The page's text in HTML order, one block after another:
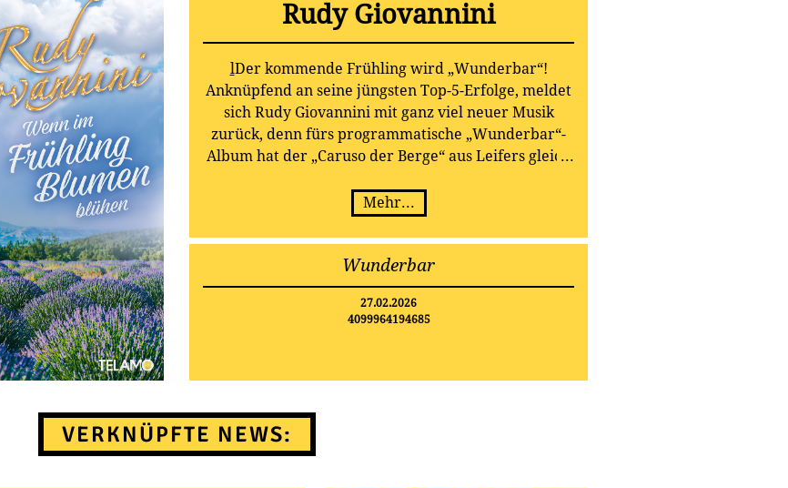
Rudy Giovannini
lDer kommende Frühling wird „Wunderbar“!
Anknüpfend an seine jüngsten Top-5-Erfolge, meldet
sich Rudy Giovannini mit ganz viel neuer Musik
zurück, denn fürs programmatische „Wunderbar“-
Album hat der „Caruso der Berge“ aus Leifers gleich
Vorbestellungen des neuen Albums sind bereits im
Herbst 2025 möglich.
Mehr...
Wunderbar
27.02.2026
4099964194685
VERKNÜPFTE NEWS: